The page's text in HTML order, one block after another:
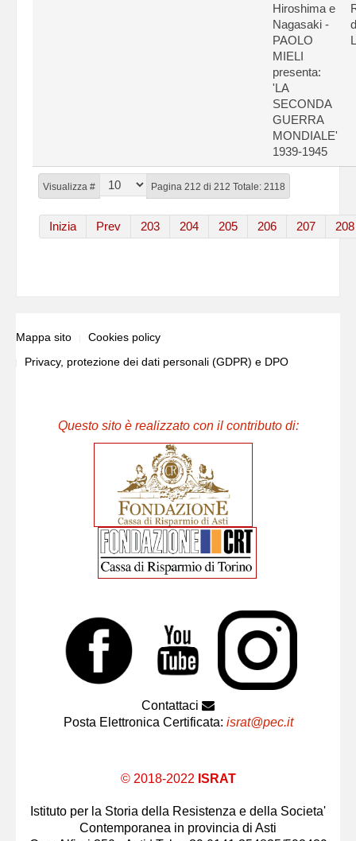
Visualizza # Pagina 212 di 212 Totale: 2118
Inizia Prev 203 204 205 206 207 208
Hiroshima e
Nagasaki -
PAOLO
MIELI
presenta:
'LA
SECONDA
GUERRA
MONDIALE'
1939-1945
Mappa sito
Cookies policy
Privacy, protezione dei dati personali (GDPR) e DPO
Questo sito è realizzato con il contributo di:
Contattaci
Posta Elettronica Certificata: israt@pec.it
© 2018-2022 ISRAT
Istituto per la Storia della Resistenza e della Societa'
Contemporanea in provincia di Asti